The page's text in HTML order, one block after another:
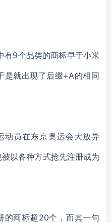
有9个品类的商标早于小米
是就出现了后缀+A的相同
动员在东京奥运会大放异
以各种方式抢先注册成为
的商标超 20个， 而其一句